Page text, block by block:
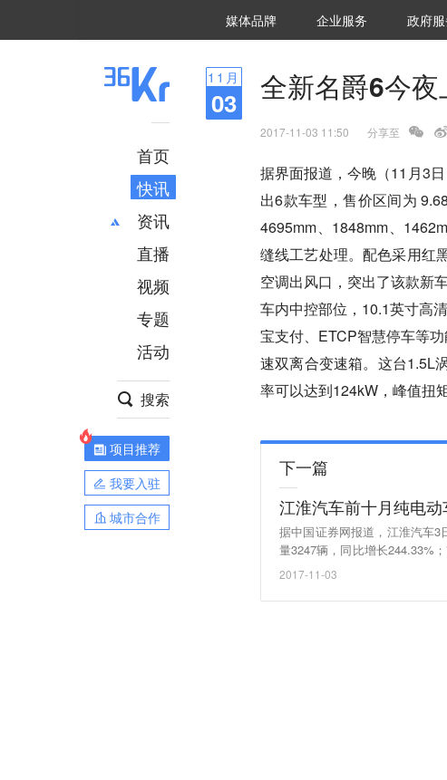
媒体品牌 36Kr研究院
企业服务 城市之
政府
首页
快讯
资讯
推荐
财经
项目推荐
安徽
直播
视频
专题
活动
搜索
项目推荐
我要入驻
城市合作
11 月
03 全新名爵6今
2017-11-03 11:50 分享至
据界面报道，今晚（11月3
出6款车型，售价区间为
4695mm、1848mm、
缝线工艺处理。配色采用红
空调出风口，突出了该款新
车内中控部位，10.1英寸高
宝支付、ETCP智慧停车等
速双离合变速箱。这台1.5L
率可以达到124kW，峰值扭
下一篇
江淮汽车前十月纯电
据中国证券网报道，江淮汽车3
量3247辆，同比增长244.33%
增长74.11%。
2017-11-03